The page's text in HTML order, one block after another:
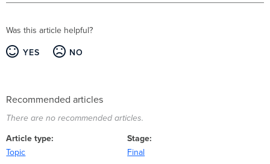
Was this article helpful?
YES NO
Recommended articles
There are no recommended articles.
Article type
Topic
Stage
Final